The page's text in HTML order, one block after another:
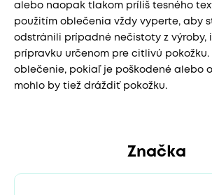
alebo naopak tlakom príliš tesného
použitím oblečenia vždy vyperte, aby
odstránili prípadné nečistoty z výroby,
prípravku určenom pre citlivú
oblečenie, pokiaľ je poškodené alebo
mohlo by tiež dráždiť pokožku.
Značka